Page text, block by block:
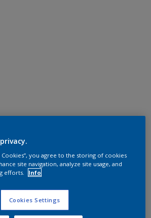
Cookies”, you agree to the storing of cookies
site navigation, analyze site usage, and
efforts.
Info
Cookies Settings